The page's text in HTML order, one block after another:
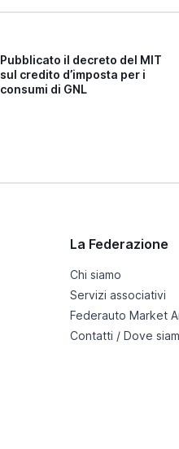
Pubblicato il decreto del MIT
sul credito d’imposta per i
consumi di GNL
La Federazione
Chi siamo
Servizi associativi
Federauto Market
Contatti / Dove